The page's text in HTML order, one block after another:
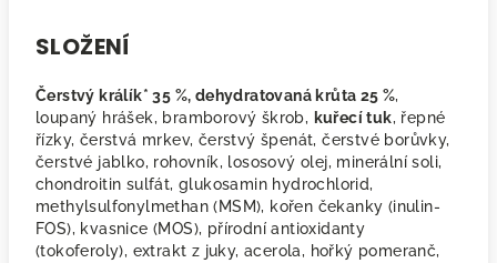
SLOŽENÍ
Čerstvý králík* 35 %, dehydratovaná krůta 25 %,
loupaný hrášek, bramborový škrob, kuřecí tuk, řepné
řízky, čerstvá mrkev, čerstvý špenát, čerstvé borůvky,
čerstvé jablko, rohovník, lososový olej, minerální soli,
chondroitin sulfát, glukosamin hydrochlorid,
methylsulfonylmethan (MSM), kořen čekanky (inulin-
FOS), kvasnice (MOS), přírodní antioxidanty
(tokoferoly), extrakt z juky, acerola, hořký pomeranč,